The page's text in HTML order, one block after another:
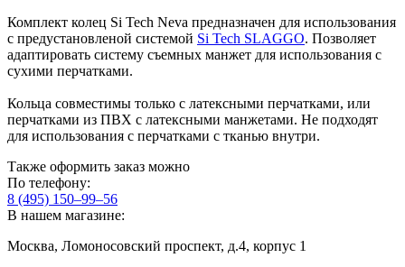
Комплект колец Si Tech Neva предназначен для использования
с предустановленой системой Si Tech SLAGGO. Позволяет
адаптировать систему съемных манжет для использования с
сухими перчатками.
Кольца совместимы только с латексными перчатками, или
перчатками из ПВХ с латексными манжетами. Не подходят
для использования с перчатками с тканью внутри.
Также оформить заказ можно
По телефону:
8 (495) 150–99–56
В нашем магазине:
Москва, Ломоносовский проспект, д.4, корпус 1